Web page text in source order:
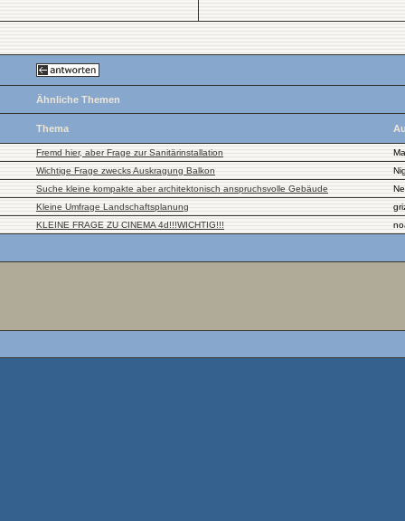
Ähnliche Themen
Thema
Fremd hier, aber Frage zur Sanitärinstallation
Wichtige Frage zwecks Auskragung Balkon
Suche kleine kompakte aber architektonisch anspruchsvolle Gebäude
Kleine Umfrage Landschaftsplanung
KLEINE FRAGE ZU CINEMA 4d!!!WICHTIG!!!